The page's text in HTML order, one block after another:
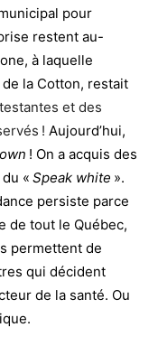
pour
restent au-
à laquelle
la Cotton, restait
et des
! Aujourd’hui,
! On a acquis des
« Speak white ».
persiste parce
de tout le Québec,
permettent de
qui décident
de la santé. Ou